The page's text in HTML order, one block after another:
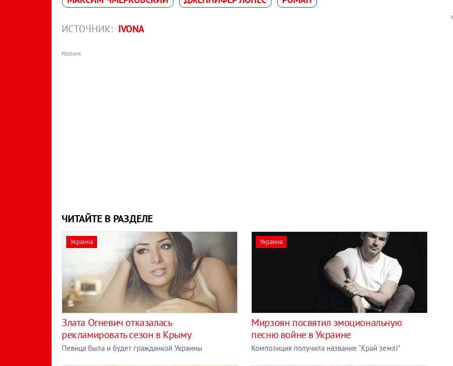
ИСТОЧНИК: IVONA
РЕКЛАМА
ЧИТАЙТЕ В РАЗДЕЛЕ
Украина
Злата Огневич отказалась
рекламировать сезон в Крыму
Певица была и будет гражданкой Украины
Украина
Мирзоян посвятил эмоциональную
песню войне в Украине
Композиция получила название "Край землі"